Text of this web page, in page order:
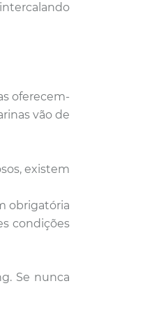
oferecem-
vão de
existem
obrigatória
condições
Se nunca